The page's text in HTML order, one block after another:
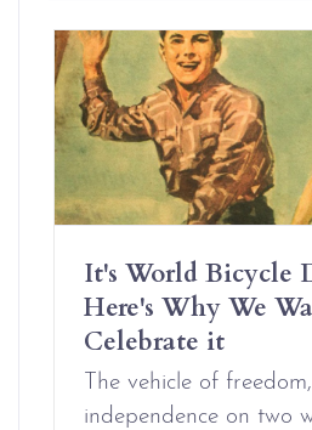
It's World Bicycle
Here's Why We
Celebrate it
The vehicle of
independence on two